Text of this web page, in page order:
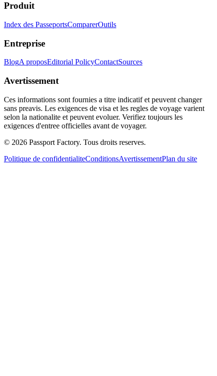
Produit
Index des PasseportsComparerOutils
Entreprise
BlogA proposEditorial PolicyContactSources
Avertissement
Ces informations sont fournies a titre indicatif et peuvent changer
sans preavis. Les exigences de visa et les regles de voyage varient
selon la nationalite et peuvent evoluer. Verifiez toujours les
exigences d'entree officielles avant de voyager.
© 2026 Passport Factory. Tous droits reserves.
Politique de confidentialiteConditionsAvertissementPlan du site